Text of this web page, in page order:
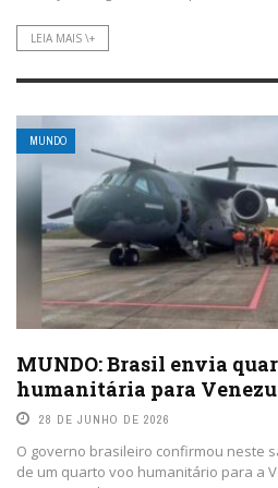
LEIA MAIS \+
MUNDO
MUNDO: Brasil envia
humanitária para
28 DE JUNHO DE 2026
O governo brasileiro confirmou neste
de um quarto voo humanitário para a